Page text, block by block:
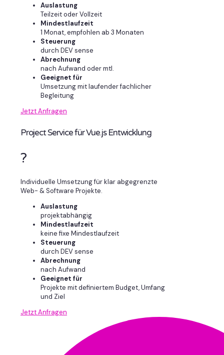
Auslastung
Teilzeit oder Vollzeit
Mindestlaufzeit
1 Monat, empfohlen ab 3 Monaten
Steuerung
durch DEV sense
Abrechnung
nach Aufwand oder mtl.
Geeignet für
Umsetzung mit laufender fachlicher
Begleitung
Jetzt Anfragen
Project Service für Vue.js Entwicklung
?
Individuelle Umsetzung für klar abgegrenzte
Web- & Software Projekte.
Auslastung
projektabhängig
Mindestlaufzeit
keine fixe Mindestlaufzeit
Steuerung
durch DEV sense
Abrechnung
nach Aufwand
Geeignet für
Projekte mit definiertem Budget, Umfang
und Ziel
Jetzt Anfragen